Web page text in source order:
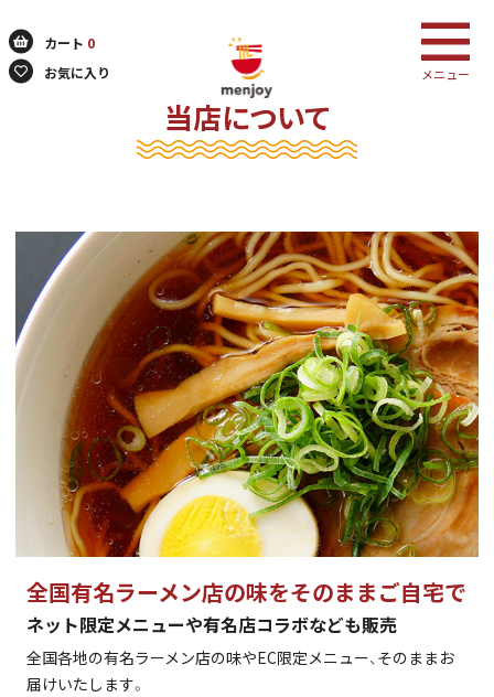
カート 0
お気に入り
メニュー
当店について
全国有名ラーメン店の味をそのままご自宅で
ネット限定メニューや有名店コラボなども販売
全国各地の有名ラーメン店の味やEC限定メニュー、そのままお
届けいたします。
検索